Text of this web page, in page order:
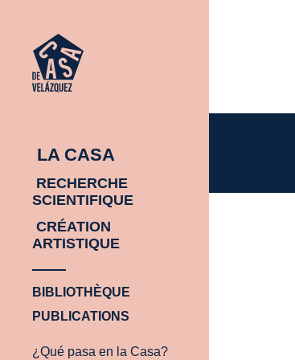
LA CASA
RECHERCHE
SCIENTIFIQUE
CRÉATION
ARTISTIQUE
BIBLIOTHÈQUE
PUBLICATIONS
¿Qué pasa en la Casa?